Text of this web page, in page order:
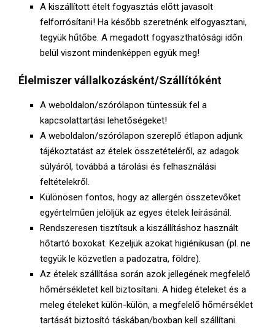
A kiszállított ételt fogyasztás előtt javasolt
felforrósítani! Ha később szeretnénk elfogyasztani,
tegyük hűtőbe. A megadott fogyaszthatósági időn
belül viszont mindenképpen együk meg!
Élelmiszer vállalkozásként/Szállítóként
A weboldalon/szórólapon tüntessük fel a
kapcsolattartási lehetőségeket!
A weboldalon/szórólapon szereplő étlapon adjunk
tájékoztatást az ételek összetételéről, az adagok
súlyáról, továbbá a tárolási és felhasználási
feltételekről.
Különösen fontos, hogy az allergén összetevőket
egyértelműen jelöljük az egyes ételek leírásánál.
Rendszeresen tisztítsuk a kiszállításhoz használt
hőtartó boxokat. Kezeljük azokat higiénikusan (pl. ne
tegyük le közvetlen a padozatra, földre).
Az ételek szállítása során azok jellegének megfelelő
hőmérsékletet kell biztosítani. A hideg ételeket és a
meleg ételeket külön-külön, a megfelelő hőmérséklet
tartását biztosító táskában/boxban kell szállítani.